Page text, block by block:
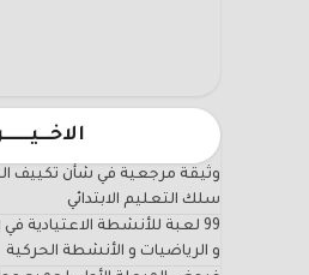
وثيقة مرجعية في شأن تكييف
سلك التعليم الابتدائي
99 لعبة للأنشطة الاعتيادية
و الرياضيات و الأنشطة الحركية